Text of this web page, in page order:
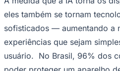
eles também se tornam
sofisticados — aumentando a
experiências que sejam
usuário. No Brasil, 96% dos